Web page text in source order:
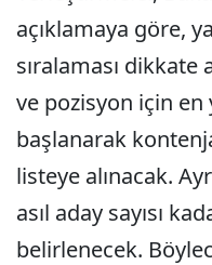
açıklamaya göre,
sıralaması dikkate
ve pozisyon için
başlanarak
listeye alınacak.
asıl aday sayısı
belirlenecek.